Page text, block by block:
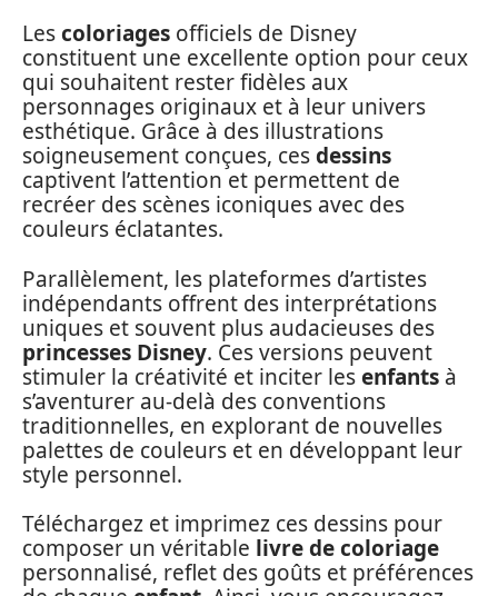
Lescoloriages officiels de Disney
constituent une excellente option pour ceux
qui souhaitent rester fidèles aux
personnages originaux et à leur univers
esthétique. Grâce à des illustrations
soigneusement conçues, cesdessins
captivent l’attention et permettent de
recréer des scènes iconiques avec des
couleurs éclatantes.
Parallèlement, les plateformes d’artistes
indépendants offrent des interprétations
uniques et souvent plus audacieuses des
princesses Disney. Ces versions peuvent
stimuler la créativité et inciter lesenfants à
s’aventurer au-delà des conventions
traditionnelles, en explorant de nouvelles
palettes de couleurs et en développant leur
style personnel.
Téléchargez et imprimez ces dessins pour
composer un véritable livre de coloriage
personnalisé, reflet des goûts et préférences